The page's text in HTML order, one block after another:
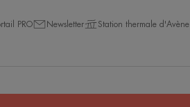
PRO Newsletter Station thermale d'Avène